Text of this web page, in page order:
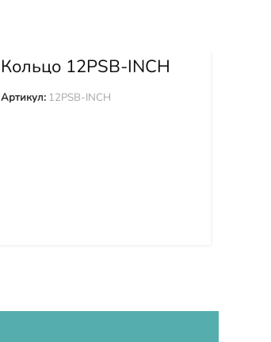
Кольцо 12PSB-INCH
Артикул: 12PSB-INCH